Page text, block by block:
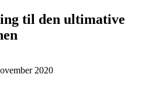
til den ultimative
2020